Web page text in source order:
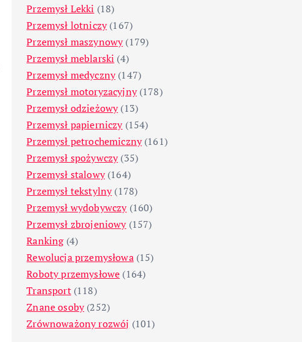
Przemysł Lekki (18)
Przemysł lotniczy(167)
Przemysł maszynowy(179)
Przemysł meblarski (4)
Przemysł medyczny(147)
Przemysł motoryzacyjny(178)
Przemysł odzieżowy(13)
Przemysł papierniczy(154)
Przemysł petrochemiczny(161)
Przemysł spożywczy(35)
Przemysł stalowy(164)
Przemysł tekstylny(178)
Przemysł wydobywczy(160)
Przemysł zbrojeniowy(157)
Ranking(4)
Rewolucja przemysłowa(15)
Roboty przemysłowe (164)
Transport(118)
Znane osoby(252)
Zrównoważony rozwój (101)